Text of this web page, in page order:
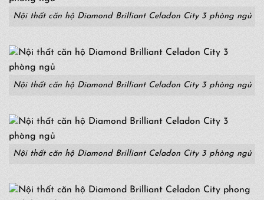
Nội thất căn hộ Diamond Brilliant Celadon City 3 phòng ngủ
Nội thất căn hộ Diamond Brilliant Celadon City 3 phòng ngủ
Nội thất căn hộ Diamond Brilliant Celadon City 3 phòng ngủ